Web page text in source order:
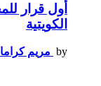
أول قرار
الكويتية
by مريم كراما